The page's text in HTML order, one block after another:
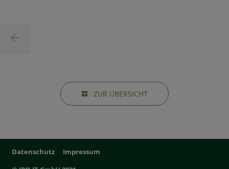
ZUR ÜBERSICHT
Datenschutz
Impressum